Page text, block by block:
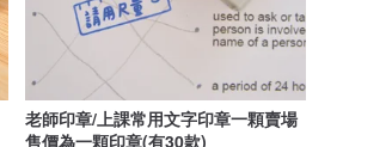
老師印章/上課常用文字印章一顆賣場
售價為一顆印章(有30款)